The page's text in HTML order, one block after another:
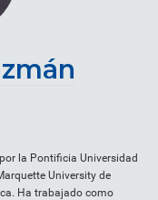
la Pontificia Universidad
University de
Ha trabajado como